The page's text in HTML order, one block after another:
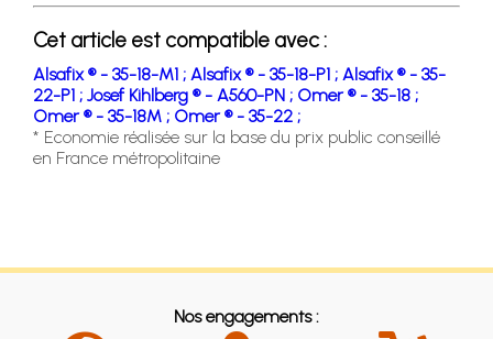
Cet article est compatible avec :
Alsafix ® - 35-18-M1 ; Alsafix ® - 35-18-P1 ; Alsafix ® - 35-
22-P1 ; Josef Kihlberg ® - A560-PN ; Omer ® - 35-18 ;
Omer ® - 35-18M ; Omer ® - 35-22 ;
* Economie réalisée sur la base du prix public conseillé
en France métropolitaine
Nos engagements :